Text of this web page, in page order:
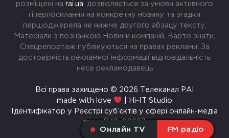
Онлайн TV FM радіо
розміщені на rai.ua , дозволяється за умови активного
гіперпосилання на конкретну новину та згадки
першоджерела не нижче другого абзацу тексту.
Матеріали з позначкою Новини компаній, Варто знати,
Спецрепортаж публікуються на правах реклами. За
достовірність рекламної інформації відповідальність
несе рекламодавець
Всі права захищено © 2026 Телеканал РАІ
made with love
| Hi-IT Studio
Ідентифікатор у Реєстрі суб’єктів у сфері онлайн-медіа
rai.ua R40-00967